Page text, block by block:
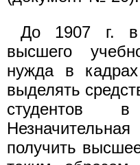
До 1907 г.
высшего
нужда в
выделять
студентов
получить